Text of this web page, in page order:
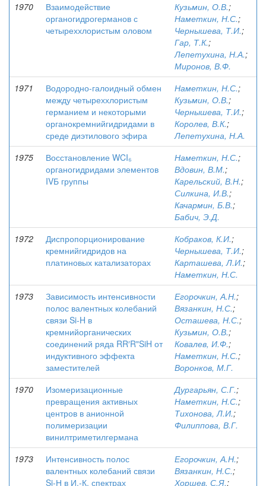
1970
Взаимодействие
органогидрогерманов с
четыреххлористым оловом
Кузьмин, О.В.;
Наметкин, Н.С.;
Чернышева, Т.И.;
Гар, Т.К.;
Лепетухина, Н.А.;
Миронов, В.Ф.
1971
Водородно-галоидный обмен
между четыреххлористым
германием и некоторыми
органокремнийгидридами в
среде диэтилового эфира
Наметкин, Н.С.;
Кузьмин, О.В.;
Чернышева, Т.И.;
Королев, В.К.;
Лепетухина, Н.А.
1975
Восстановление WCI₆
органогидридами элементов
IVБ группы
Наметкин, Н.С.;
Вдовин, В.М.;
Карельский, В.Н.;
Силкина, И.В.;
Качармин, Б.В.;
Бабич, Э.Д.
1972
Диспропорционирование
кремнийгидридов на
платиновых катализаторах
Кобраков, К.И.;
Чернышева, Т.И.;
Карташева, Л.И.;
Наметкин, Н.С.
1973
Зависимость интенсивности
полос валентных колебаний
связи Si-H в
кремнийорганических
соединений ряда RR′R"SiH от
индуктивного эффекта
заместителей
Егорочкин, А.Н.;
Вязанкин, Н.С.;
Осташева, Н.С.;
Кузьмин, О.В.;
Ковалев, И.Ф.;
Наметкин, Н.С.;
Воронков, М.Г.
1970
Изомеризационные
превращения активных
центров в анионной
полимеризации
винилтриметилгермана
Дургарьян, С.Г.;
Наметкин, Н.С.;
Тихонова, Л.И.;
Филиппова, В.Г.
1973
Интенсивность полос
валентных колебаний связи
Si-Н в И.-К. спектрах
Егорочкин, А.Н.;
Вязанкин, Н.С.;
Хоршев, С.Я.;